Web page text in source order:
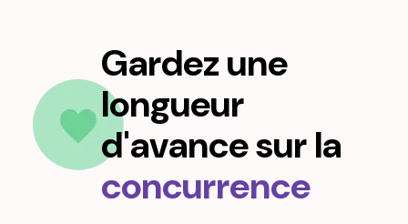
Gardez une
longueur
d'avance sur la
concurrence